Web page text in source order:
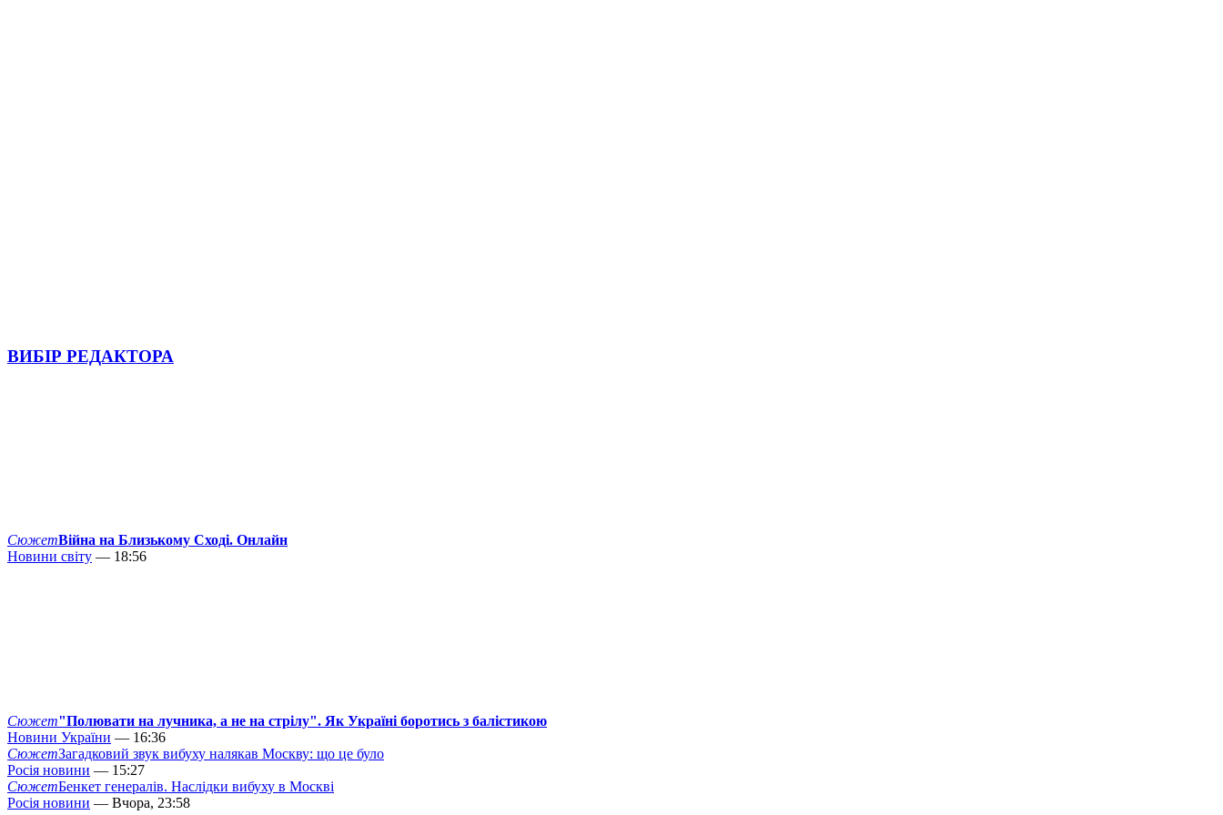
ВИБІР РЕДАКТОРА
СюжетВійна на Близькому Сході. Онлайн
Новини світу — 18:56
Сюжет"Полювати на лучника, а не на стрілу". Як Україні боротись з балістикою
Новини України — 16:36
СюжетЗагадковий звук вибуху налякав Москву: що це було
Росія новини — 15:27
СюжетБенкет генералів. Наслідки вибуху в Москві
Росія новини — Вчора, 23:58